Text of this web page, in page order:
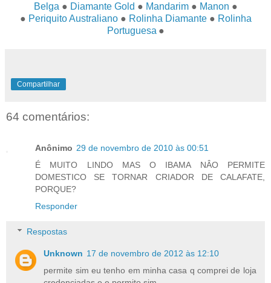
Belga ● Diamante Gold ● Mandarim ● Manon ●
● Periquito Australiano ● Rolinha Diamante ● Rolinha
Portuguesa ●
Compartilhar
64 comentários:
Anônimo 29 de novembro de 2010 às 00:51
É MUITO LINDO MAS O IBAMA NÂO PERMITE
DOMESTICO SE TORNAR CRIADOR DE CALAFATE,
PORQUE?
Responder
Respostas
Unknown 17 de novembro de 2012 às 12:10
permite sim eu tenho em minha casa q comprei de loja